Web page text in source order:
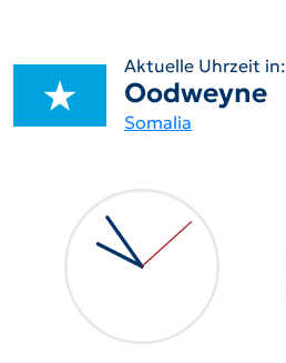
Aktuelle Uhrzeit in:
Oodweyne
Somalia